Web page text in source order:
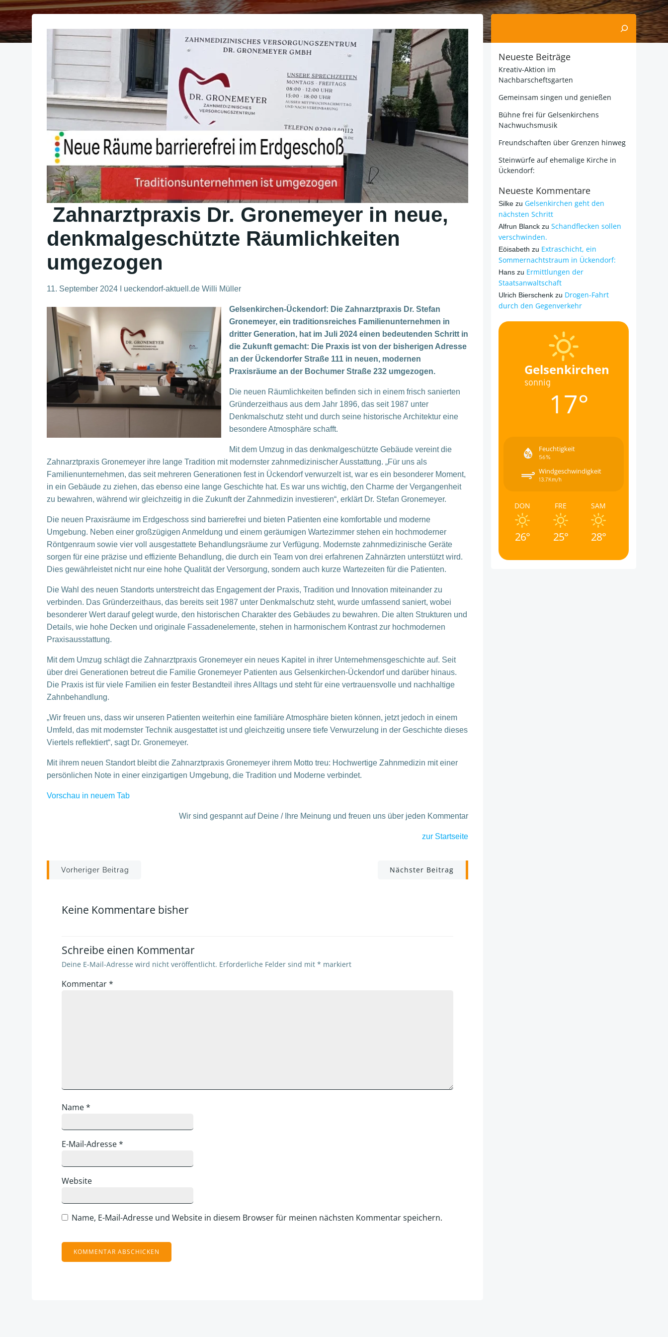
Zahnarztpraxis Dr. Gronemeyer in neue,
denkmalgeschützte Räumlichkeiten
umgezogen
11. September 2024 I ueckendorf-aktuell.de Willi Müller
Gelsenkirchen-Ückendorf: Die Zahnarztpraxis Dr. Stefan
Gronemeyer, ein traditionsreiches Familienunternehmen in
dritter Generation, hat im Juli 2024 einen bedeutenden Schritt in
die Zukunft gemacht: Die Praxis ist von der bisherigen Adresse
an der Ückendorfer Straße 111 in neuen, modernen
Praxisräume an der Bochumer Straße 232 umgezogen.
Die neuen Räumlichkeiten befinden sich in einem frisch sanierten
Gründerzeithaus aus dem Jahr 1896, das seit 1987 unter
Denkmalschutz steht und durch seine historische Architektur eine
besondere Atmosphäre schafft.
Mit dem Umzug in das denkmalgeschützte Gebäude vereint die
Zahnarztpraxis Gronemeyer ihre lange Tradition mit modernster zahnmedizinischer Ausstattung. „Für uns als
Familienunternehmen, das seit mehreren Generationen fest in Ückendorf verwurzelt ist, war es ein besonderer Moment,
in ein Gebäude zu ziehen, das ebenso eine lange Geschichte hat. Es war uns wichtig, den Charme der Vergangenheit
zu bewahren, während wir gleichzeitig in die Zukunft der Zahnmedizin investieren“, erklärt Dr. Stefan Gronemeyer.
Die neuen Praxisräume im Erdgeschoss sind barrierefrei und bieten Patienten eine komfortable und moderne
Umgebung. Neben einer großzügigen Anmeldung und einem geräumigen Wartezimmer stehen ein hochmoderner
Röntgenraum sowie vier voll ausgestattete Behandlungsräume zur Verfügung. Modernste zahnmedizinische Geräte
sorgen für eine präzise und effiziente Behandlung, die durch ein Team von drei erfahrenen Zahnärzten unterstützt wird.
Dies gewährleistet nicht nur eine hohe Qualität der Versorgung, sondern auch kurze Wartezeiten für die Patienten.
Die Wahl des neuen Standorts unterstreicht das Engagement der Praxis, Tradition und Innovation miteinander zu
verbinden. Das Gründerzeithaus, das bereits seit 1987 unter Denkmalschutz steht, wurde umfassend saniert, wobei
besonderer Wert darauf gelegt wurde, den historischen Charakter des Gebäudes zu bewahren. Die alten Strukturen und
Details, wie hohe Decken und originale Fassadenelemente, stehen in harmonischem Kontrast zur hochmodernen
Praxisausstattung.
Mit dem Umzug schlägt die Zahnarztpraxis Gronemeyer ein neues Kapitel in ihrer Unternehmensgeschichte auf. Seit
über drei Generationen betreut die Familie Gronemeyer Patienten aus Gelsenkirchen-Ückendorf und darüber hinaus.
Die Praxis ist für viele Familien ein fester Bestandteil ihres Alltags und steht für eine vertrauensvolle und nachhaltige
Zahnbehandlung.
„Wir freuen uns, dass wir unseren Patienten weiterhin eine familiäre Atmosphäre bieten können, jetzt jedoch in einem
Umfeld, das mit modernster Technik ausgestattet ist und gleichzeitig unsere tiefe Verwurzelung in der Geschichte dieses
Viertels reflektiert“, sagt Dr. Gronemeyer.
Mit ihrem neuen Standort bleibt die Zahnarztpraxis Gronemeyer ihrem Motto treu: Hochwertige Zahnmedizin mit einer
persönlichen Note in einer einzigartigen Umgebung, die Tradition und Moderne verbindet.
Vorschau in neuem Tab
Wir sind gespannt auf Deine / Ihre Meinung und freuen uns über jeden Kommentar
zur Startseite
Post
Vorheriger Beitrag Nächster Beitrag
Keine Kommentare bisher
Schreibe einen Kommentar
Deine E-Mail-Adresse wird nicht veröffentlicht. Erforderliche Felder sind mit * markiert
Kommentar*
Name*
E-Mail-Adresse*
Website
Name, E-Mail-Adresse und Website in diesem Browser für meinen nächsten Kommentar speichern.
Suchen
Neueste Beiträge
Kreativ-Aktion im
Nachbarscheftsgarten
Gemeinsam singen und genießen
Bühne frei für Gelsenkirchens
Nachwuchsmusik
Freundschaften über Grenzen hinweg
Steinwürfe auf ehemalige Kirche in
Ückendorf:
Neueste Kommentare
Silke zu Gelsenkirchen geht den
nächsten Schritt
Alfrun Blanck zu Schandflecken sollen
verschwinden.
Eöisabeth zu Extraschicht, ein
Sommernachtstraum in Ückendorf:
Hans zu Ermittlungen der
Staatsanwaltschaft
Ulrich Bierschenk zu Drogen-Fahrt
durch den Gegenverkehr
Gelsenkirchen
sonnig
17°
Feuchtigkeit
56%
Windgeschwindigkeit
13.7Km/h
DON
26°
FRE
25°
SAM
28°